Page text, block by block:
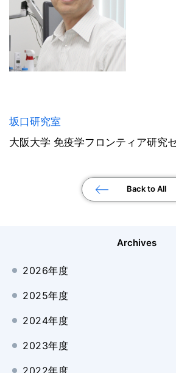
坂口研究室
大阪大学 免疫学フロンティア研究
Back to All
Archives
2026年度
2025年度
2024年度
2023年度
2022年度